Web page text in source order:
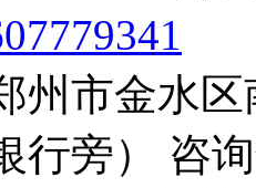
州市金水
行旁） 咨